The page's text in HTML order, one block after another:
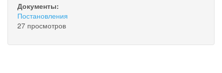
Документы:
Постановления
27 просмотров